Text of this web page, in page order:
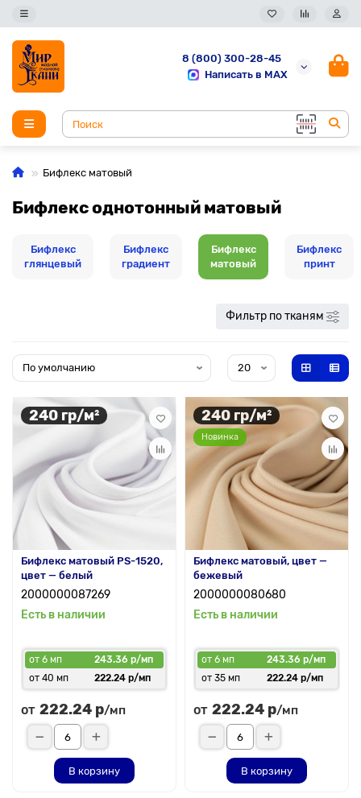
8 (800) 300-28-45
Написать в MAX
Бифлекс матовый
Бифлекс однотонный матовый
Бифлекс
глянцевый
Бифлекс
градиент
Бифлекс
матовый
Бифлекс
принт
Фильтр по тканям
240 гр/м²
Бифлекс матовый PS-1520,
цвет — белый
2000000087269
Есть в наличии
от 6 мп
243.36 р/мп
от 40 мп
222.24 р/мп
от 222.24 р/мп
В корзину
240 гр/м²
Новинка
Бифлекс матовый, цвет —
бежевый
2000000080680
Есть в наличии
от 6 мп
243.36 р/мп
от 35 мп
222.24 р/мп
от 222.24 р/мп
В корзину